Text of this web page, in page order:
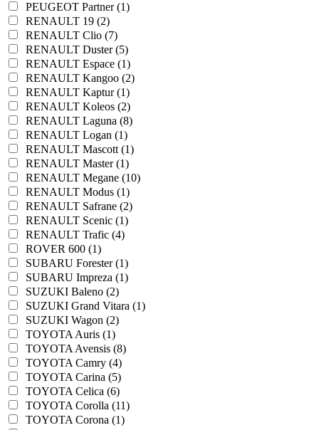
PEUGEOT Partner (1)
RENAULT 19 (2)
RENAULT Clio (7)
RENAULT Duster (5)
RENAULT Espace (1)
RENAULT Kangoo (2)
RENAULT Kaptur (1)
RENAULT Koleos (2)
RENAULT Laguna (8)
RENAULT Logan (1)
RENAULT Mascott (1)
RENAULT Master (1)
RENAULT Megane (10)
RENAULT Modus (1)
RENAULT Safrane (2)
RENAULT Scenic (1)
RENAULT Trafic (4)
ROVER 600 (1)
SUBARU Forester (1)
SUBARU Impreza (1)
SUZUKI Baleno (2)
SUZUKI Grand Vitara (1)
SUZUKI Wagon (2)
TOYOTA Auris (1)
TOYOTA Avensis (8)
TOYOTA Camry (4)
TOYOTA Carina (5)
TOYOTA Celica (6)
TOYOTA Corolla (11)
TOYOTA Corona (1)